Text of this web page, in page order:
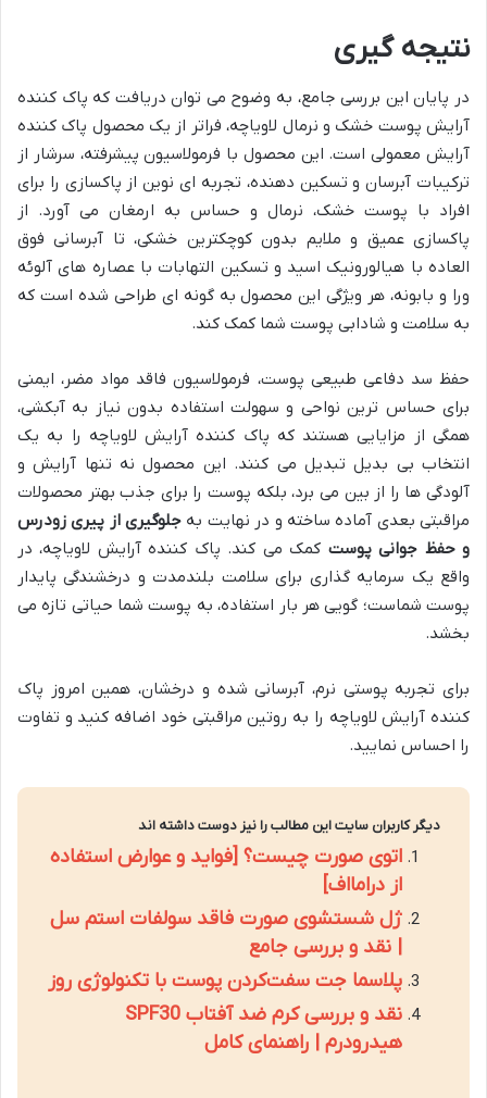
نتیجه گیری
در پایان این بررسی جامع، به وضوح می توان دریافت که پاک کننده
آرایش پوست خشک و نرمال لاویاچه، فراتر از یک محصول پاک کننده
آرایش معمولی است. این محصول با فرمولاسیون پیشرفته، سرشار از
ترکیبات آبرسان و تسکین دهنده، تجربه ای نوین از پاکسازی را برای
افراد با پوست خشک، نرمال و حساس به ارمغان می آورد. از
پاکسازی عمیق و ملایم بدون کوچکترین خشکی، تا آبرسانی فوق
العاده با هیالورونیک اسید و تسکین التهابات با عصاره های آلوئه
ورا و بابونه، هر ویژگی این محصول به گونه ای طراحی شده است که
به سلامت و شادابی پوست شما کمک کند.
حفظ سد دفاعی طبیعی پوست، فرمولاسیون فاقد مواد مضر، ایمنی
برای حساس ترین نواحی و سهولت استفاده بدون نیاز به آبکشی،
همگی از مزایایی هستند که پاک کننده آرایش لاویاچه را به یک
انتخاب بی بدیل تبدیل می کنند. این محصول نه تنها آرایش و
آلودگی ها را از بین می برد، بلکه پوست را برای جذب بهتر محصولات
مراقبتی بعدی آماده ساخته و در نهایت به جلوگیری از پیری زودرس
و حفظ جوانی پوست کمک می کند. پاک کننده آرایش لاویاچه، در
واقع یک سرمایه گذاری برای سلامت بلندمدت و درخشندگی پایدار
پوست شماست؛ گویی هر بار استفاده، به پوست شما حیاتی تازه می
بخشد.
برای تجربه پوستی نرم، آبرسانی شده و درخشان، همین امروز پاک
کننده آرایش لاویاچه را به روتین مراقبتی خود اضافه کنید و تفاوت
را احساس نمایید.
دیگر کاربران سایت این مطالب را نیز دوست داشته اند
اتوی صورت چیست؟ [فواید و عوارض استفاده
از درامااف]
ژل شستشوی صورت فاقد سولفات استم سل
| نقد و بررسی جامع
پلاسما جت سفت‌کردن پوست با تکنولوژی روز
نقد و بررسی کرم ضد آفتاب SPF30
هیدرودرم | راهنمای کامل